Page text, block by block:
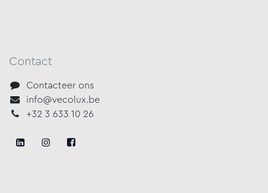
Contact
Contacteer ons
info@vecolux.be
+32 3 633 10 26